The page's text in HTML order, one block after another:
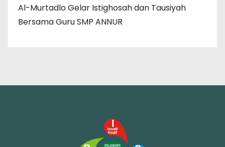
Al-Murtadlo Gelar Istighosah dan Tausiyah
Bersama Guru SMP ANNUR